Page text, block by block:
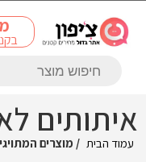
איתותים
עמוד הבית / מוצרים